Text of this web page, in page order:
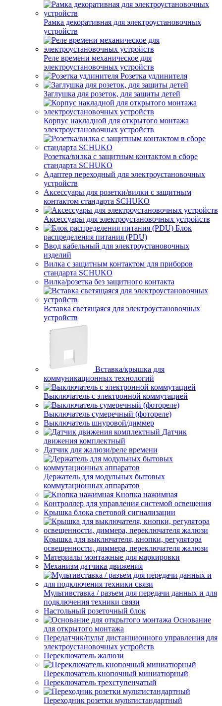
Рамка декоративная для электроустановочных
устройств
Реле времени механическое для
электроустановочных устройств
Розетка удлинителя
Заглушка для розеток, для защиты детей
Корпус накладной для открытого монтажа
электроустановочных устройств
Розетка/вилка с защитным контактом в сборе
стандарта SCHUKO
Адаптер переходный для электроустановочных
устройств
Аксессуары для розетки/вилки с защитным
контактом стандарта SCHUKO
Аксессуары для электроустановочных устройств
Блок
распределения питания (PDU)
Ввод кабельный для электроустановочных
изделий
Вилка с защитным контактом для приборов
стандарта SCHUKO
Вилка/розетка без защитного контакта
Вставка светящаяся для электроустановочных
устройств
Вставка/крышка для
коммуникационных технологий
Выключатель с электронной коммутацией
Выключатель сумеречный (фотореле)
Выключатель шнуровой/диммер
Датчик
движения комплектный
Датчик для жалюзи/реле времени
Держатель для модульных бытовых
коммутационных аппаратов
Кнопка нажимная
Контроллер для управления системой освещения
Крышка блока световой сигнализации
Крышка для выключателя, кнопки, регулятора
освещенности, диммера, переключателя жалюзи
Материалы монтажные для маркировки
Механизм датчика движения
Мультивставка / разъем для передачи данных и для
подключения техники связи
Настольный розеточный блок
Основание
для открытого монтажа
Передатчик/пульт дистанционного управления для
электроустановочных устройств
Переключатель жалюзи
Переключатель кнопочный миниатюрный
Переключатель трехступенчатый
Переходник розетки мультистандартный